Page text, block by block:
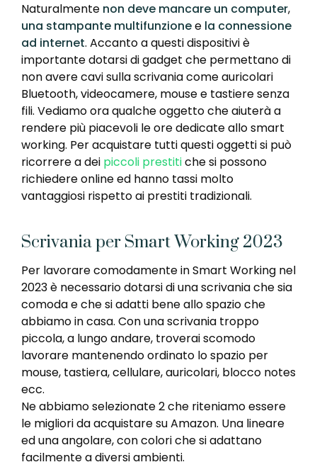
Naturalmente non deve mancare un computer,
una stampante multifunzionee la connessione
ad internet. Accanto a questi dispositivi è
importante dotarsi di gadget che permettano di
non avere cavi sulla scrivania come auricolari
Bluetooth, videocamere, mouse e tastiere senza
fili. Vediamo ora qualche oggetto che aiuterà a
rendere più piacevoli le ore dedicate allo smart
working. Per acquistare tutti questi oggetti si può
ricorrere a dei piccoli prestitiche si possono
richiedere online ed hanno tassi molto
vantaggiosi rispetto ai prestiti tradizionali.
Scrivania per Smart Working 2023
Per lavorare comodamente in Smart Working nel
2023 è necessario dotarsi di una scrivania che sia
comoda e che si adatti bene allo spazio che
abbiamo in casa. Con una scrivania troppo
piccola, a lungo andare, troverai scomodo
lavorare mantenendo ordinato lo spazio per
mouse, tastiera, cellulare, auricolari, blocco notes
ecc.
Ne abbiamo selezionate 2 che riteniamo essere
le migliori da acquistare su Amazon. Una lineare
ed una angolare, con colori che si adattano
facilmente a diversi ambienti.